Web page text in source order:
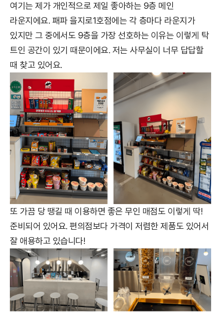
여기는 제가 개인적으로 제일 좋아하는 9층 메인
라운지에요. 패파 을지로1호점에는 각 층마다 라운지가
있지만 그 중에서도 9층을 가장 선호하는 이유는 이렇게 탁
트인 공간이 있기 때문이에요. 저는 사무실이 너무 답답할
때 찾고 있어요.
또 가끔 당 땡길 때 이용하면 좋은 무인 매점도 이렇게 딱!
준비되어 있어요. 편의점보다 가격이 저렴한 제품도 있어서
잘 애용하고 있습니다!